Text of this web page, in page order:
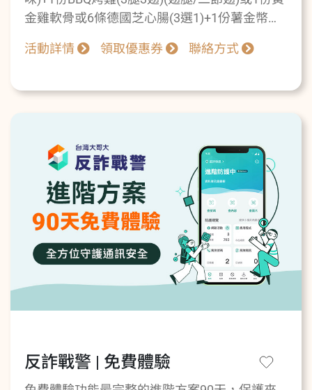
金雞軟骨或6條德國芝心腸(3選1)+1份薯金幣
(4選1)=$499元(最高價值$1078元)
活動詳情 領取優惠券 聯絡方式
反詐戰警 | 免費體驗